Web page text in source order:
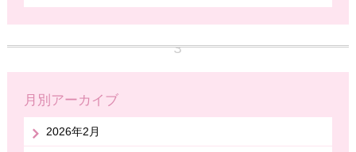
月別アーカイブ
2026年2月